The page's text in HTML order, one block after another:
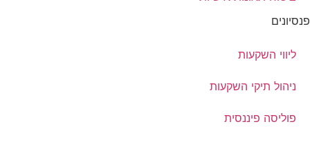
פנסיונים
ליווי השקעות
ניהול תיקי השקעות
פוליסה פיננסית